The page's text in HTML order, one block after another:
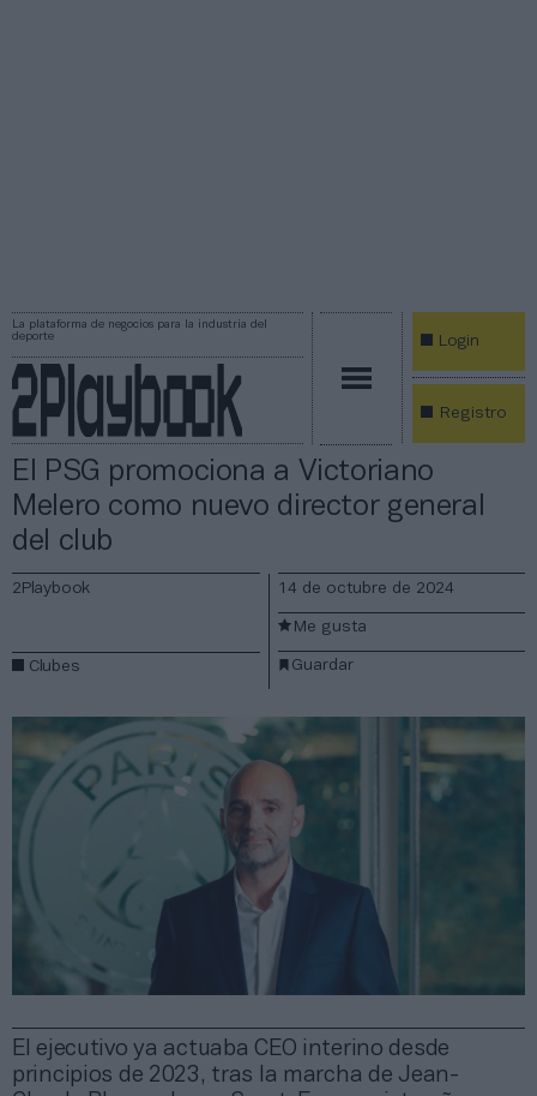
La plataforma de negocios para la industria del
deporte
Login
Registro
El PSG promociona a Victoriano
Melero como nuevo director general
del club
El ejecutivo ya actuaba CEO interino desde
principios de 2023, tras la marcha de Jean-
2Playbook
Clubes
14 de octubre de 2024
Guardar
Me gusta